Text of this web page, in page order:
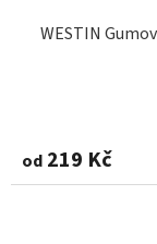
WESTIN
od 219 Kč